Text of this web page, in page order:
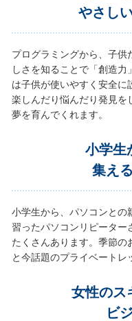
やさし
プログラミングから、子供
しさを知ることで「創造
は子供が使いやすく安全に
楽しんだり悩んだり発見を
夢を育んでくれます。
小学生
集え
小学生から、パソコンとの
習ったパソコンリピーター
たくさんあります。季節の
と今話題のプライベートレ
女性のス
ビ